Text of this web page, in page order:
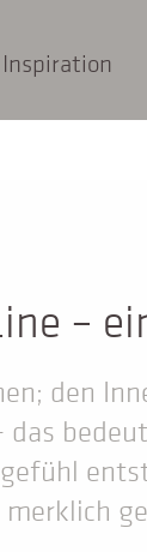
Inspiration
–
den
das
merklich